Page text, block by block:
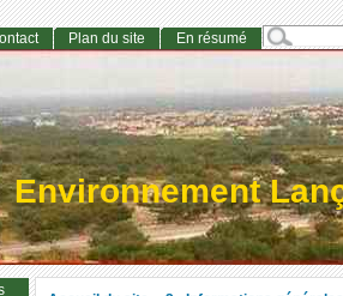
Environnement
Plan du site En résumé